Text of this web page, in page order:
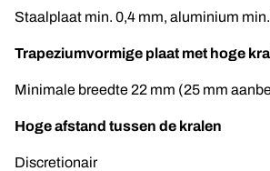
Staalplaat min. 0,4 mm, aluminium
Trapeziumvormige plaat met hoge
Minimale breedte 22 mm (25 mm
Hoge afstand tussen de kralen
Discretionair